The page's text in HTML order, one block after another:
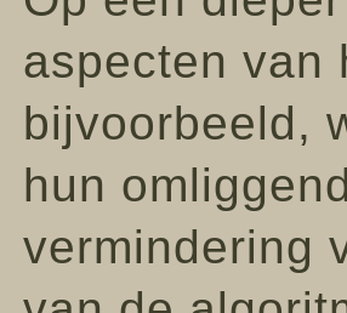
aspecten van
bijvoorbeeld,
hun
vermindering